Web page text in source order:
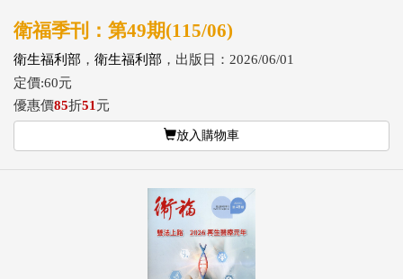
衛福季刊：第49期(115/06)
衛生福利部 ， 衛生福利部 ，出版日：2026/06/01
定價:60元
優惠價85折51 元
放入購物車